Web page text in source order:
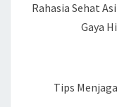
Rahasia Sehat
Gaya
Tips